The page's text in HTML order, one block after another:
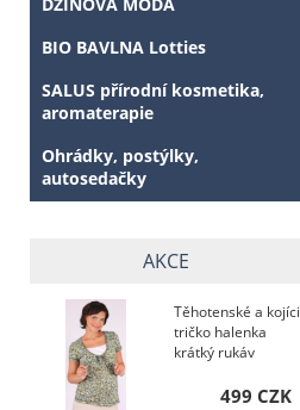
BIO BAVLNA Lotties
SALUS přírodní kosmetika,
aromaterapie
Ohrádky, postýlky,
autosedačky
AKCE
Těhotenské a kojíci
tričko halenka
krátký rukáv
499 CZK